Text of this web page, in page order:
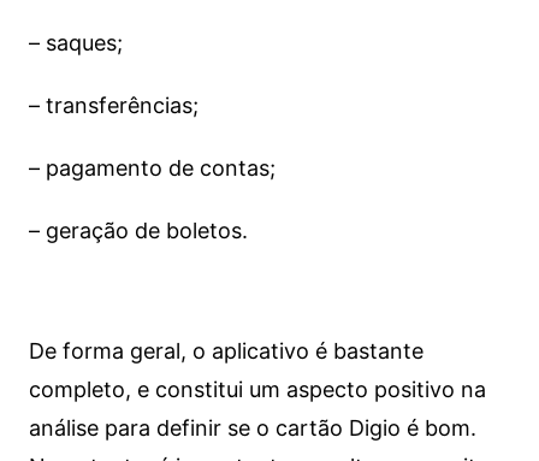
– saques;
– transferências;
– pagamento de contas;
– geração de boletos.
De forma geral, o aplicativo é bastante
completo, e constitui um aspecto positivo na
análise para definir se o cartão Digio é bom.